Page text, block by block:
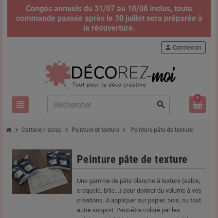
Congés annuels du 31/07 au 18/08 inclus, toute
commande passée après le 30 juillet sera préparée à
la réouverture.
view_headline search
person Connexion
0
chevron_right Carterie / scrap chevron_right Peinture et texture chevron_right Peinture pâte de texture
Peinture pâte de texture
Une gamme de pâte blanche à texture (sable,
craquelé, bille…) pour donner du volume à vos
créations. A appliquer sur papier, bois, ou tout
autre support. Peut-être coloré par les